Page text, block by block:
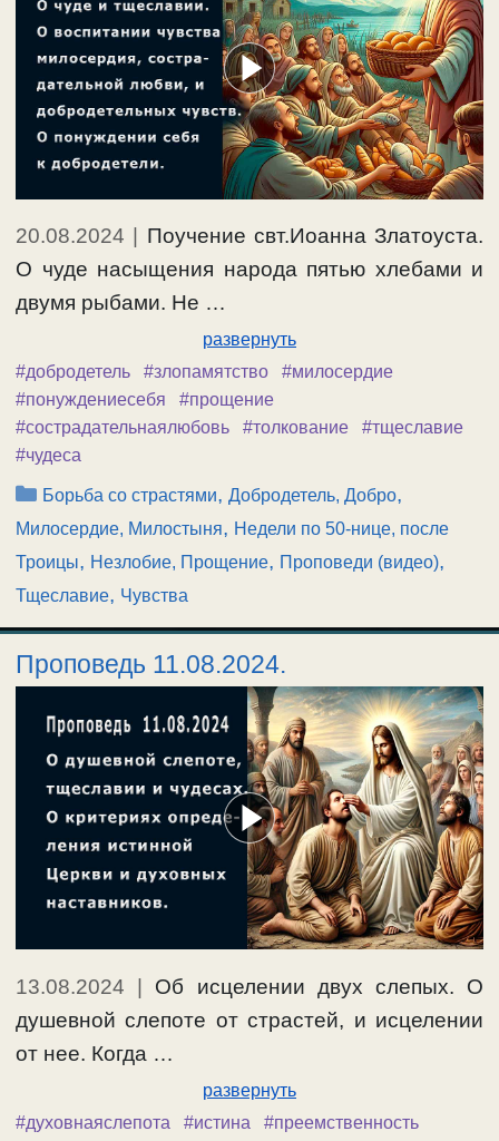
20.08.2024
Поучение свт.Иоанна Златоуста.
О чуде насыщения народа пятью хлебами и
двумя рыбами. Не …
развернуть
#добродетель
#злопамятство
#милосердие
#понуждениесебя
#прощение
#сострадательнаялюбовь
#толкование
#тщеславие
#чудеса
Рубрики
Борьба со страстями,Добродетель, Добро,
Милосердие, Милостыня, Недели по 50-нице, после
Троицы, Незлобие, Прощение, Проповеди (видео),
Тщеславие, Чувства
Проповедь 11.08.2024.
13.08.2024 | Об исцелении двух слепых. О
душевной слепоте от страстей, и исцелении
от нее. Когда …
развернуть
#духовнаяслепота
#истина
#преемственность